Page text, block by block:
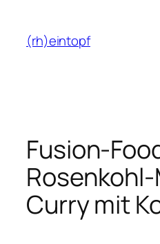
Inhalt
springen
(rh)eintopf
Fusion-
Curry mit